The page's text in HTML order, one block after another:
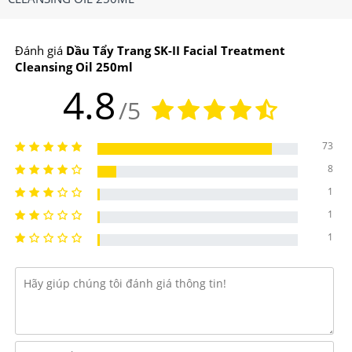
công thức 2 trong 1, giúp loại bỏ hiệu quả các lớp phấn
Đánh giá Dầu Tẩy Trang SK-II Facial Treatment
Cleansing Oil 250ml
4.8/5
73
8
1
1
1